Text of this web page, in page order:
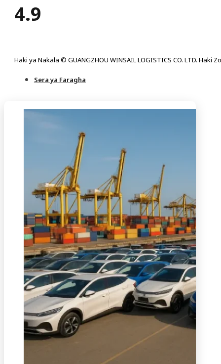
4.9
Haki ya Nakala © GUANGZHOU WINSAIL LOGISTICS CO. LTD. Haki
Sera ya Faragha